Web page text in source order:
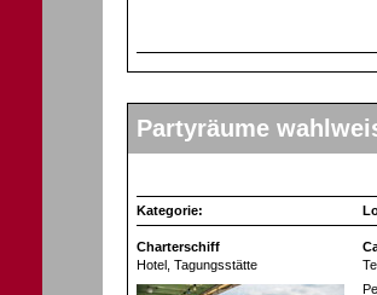
Partyräume
Kategorie:
Charterschiff
Hotel , Tagungsstätte